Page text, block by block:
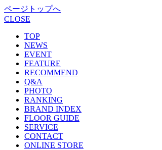
ページトップへ
CLOSE
TOP
NEWS
EVENT
FEATURE
RECOMMEND
Q&A
PHOTO
RANKING
BRAND INDEX
FLOOR GUIDE
SERVICE
CONTACT
ONLINE STORE